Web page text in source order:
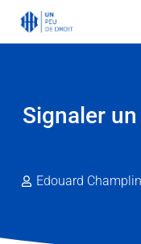
Signaler
Edouard Champlin